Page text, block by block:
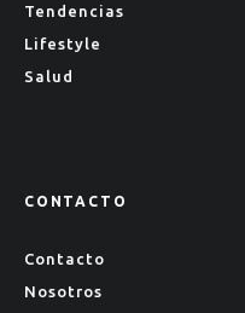
Tendencias
Lifestyle
Salud
CONTACTO
Contacto
Nosotros